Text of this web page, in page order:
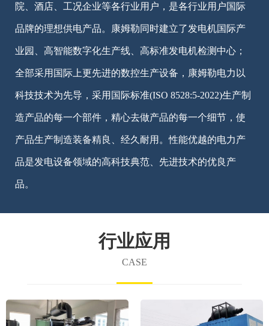
院、酒店、工况企业等各行业用户，是各行业用户国际
品牌的理想供电产品。康姆勒同时建立了发电机国际产
业园、高智能数字化生产线、高标准发电机检测中心；
全部采用国际上更先进的数控生产设备，康姆勒电力以
科技技术为先导，采用国际标准(ISO 8528:5-2022)生产制
造产品的每一个部件，精心去做产品的每一个细节，使
产品生产制造装备精良、经久耐用。性能优越的电力产
品是发电设备领域的高科技典范、先进技术的优良产
品。
行业应用
CASE